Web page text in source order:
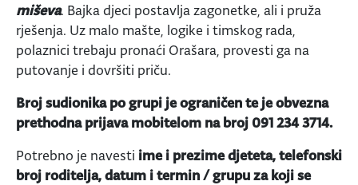
miševa. Bajka djeci postavlja zagonetke, ali i pruža
rješenja. Uz malo mašte, logike i timskog rada,
polaznici trebaju pronaći Orašara, provesti ga na
putovanje i dovršiti priču.
Broj sudionika po grupi je ograničen te je obvezna
prethodna prijava mobitelom na broj 091 234 3714.
Potrebno je navesti ime i prezime djeteta, telefonski
broj roditelja, datum i termin / grupu za koji se